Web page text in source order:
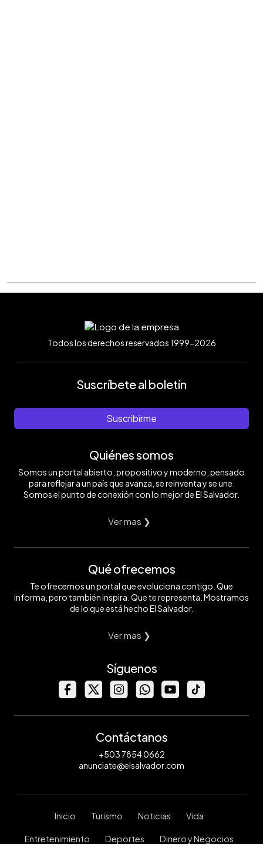
Todos los derechos reservados 1999-2026
Suscríbete al boletín
Suscribirme
Quiénes somos
Somos un portal abierto, propositivo y moderno, pensado
para reflejar a un país que avanza, se reinventa y se une.
Somos el punto de conexión con lo mejor de El Salvador.
Ver mas ❯
Qué ofrecemos
Te ofrecemos un portal que evoluciona contigo. Que
informa, pero también inspira. Que te representa. Mostramos
de lo que está hecho El Salvador.
Ver mas ❯
Síguenos
Contáctanos
+503 7854 0662
anunciate@elsalvador.com
Inicio Turismo Noticias Vida
Entretenimiento Deportes Dinero y Negocios